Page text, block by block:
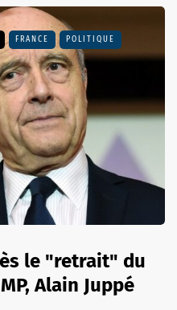
FRANCE POLITIQUE
le "retrait" du
Alain Juppé